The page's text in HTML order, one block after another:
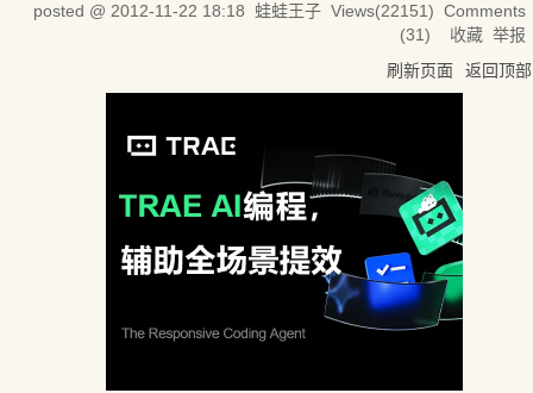
posted @ 2012-11-22 18:18 蛙蛙王子Views(22151) Comments
(31) 收藏 举报
刷新页面
返回顶部